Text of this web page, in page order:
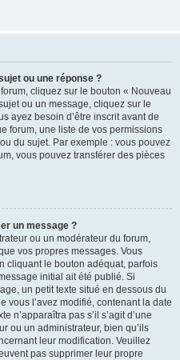
ou une réponse ?
cliquez sur le bouton « Nouveau
ou un message, cliquez sur le
ayez besoin d’être inscrit avant de
forum, une liste de vos permissions
du sujet. Par exemple : vous pouvez
vous pouvez transférer des pièces
un message ?
ou un modérateur du forum,
vos propres messages. Vous
cliquant le bouton adéquat, parfois
initial ait été publié. Si
un petit texte situé en dessous du
vous l’avez modifié, contenant la date
n’apparaîtra pas s’il s’agit d’une
ou un administrateur, bien qu’ils
leur modification. Veuillez
pas supprimer leur propre